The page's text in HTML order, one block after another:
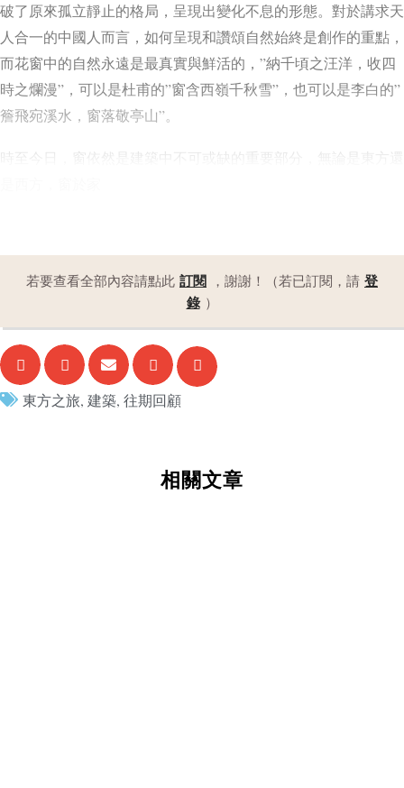
破了原來孤立靜止的格局，呈現出變化不息的形態。對於講求天
人合一的中國人而言，如何呈現和讚頌自然始終是創作的重點，
而花窗中的自然永遠是最真實與鮮活的，”納千頃之汪洋，收四
時之爛漫”，可以是杜甫的”窗含西嶺千秋雪”，也可以是李白的”
簷飛宛溪水，窗落敬亭山”。
時至今日，窗依然是建築中不可或缺的重要部分，無論是東方還
若要查看全部內容請點此 訂閱 ，謝謝！（若已訂閱，請 登
錄 ）
東方之旅, 建築, 往期回顧
相關文章